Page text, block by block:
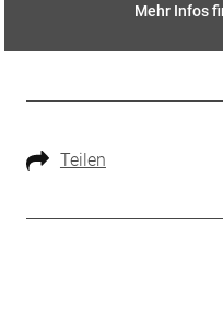
Mehr Infos
Teilen